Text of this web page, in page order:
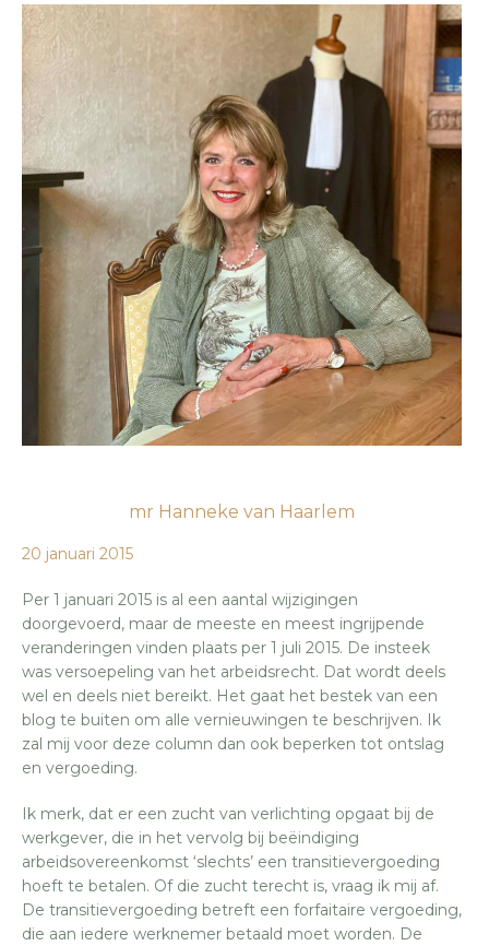
mr Hanneke van Haarlem
20 januari 2015
Per 1 januari 2015 is al een aantal wijzigingen
doorgevoerd, maar de meeste en meest ingrijpende
veranderingen vinden plaats per 1 juli 2015. De insteek
was versoepeling van het arbeidsrecht. Dat wordt deels
wel en deels niet bereikt. Het gaat het bestek van een
blog te buiten om alle vernieuwingen te beschrijven. Ik
zal mij voor deze column dan ook beperken tot ontslag
en vergoeding.
Ik merk, dat er een zucht van verlichting opgaat bij de
werkgever, die in het vervolg bij beëindiging
arbeidsovereenkomst ‘slechts’ een transitievergoeding
hoeft te betalen. Of die zucht terecht is, vraag ik mij af.
De transitievergoeding betreft een forfaitaire vergoeding,
die aan iedere werknemer betaald moet worden. De